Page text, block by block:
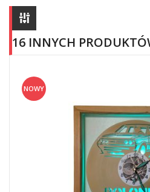
16 INNYCH
NOWY